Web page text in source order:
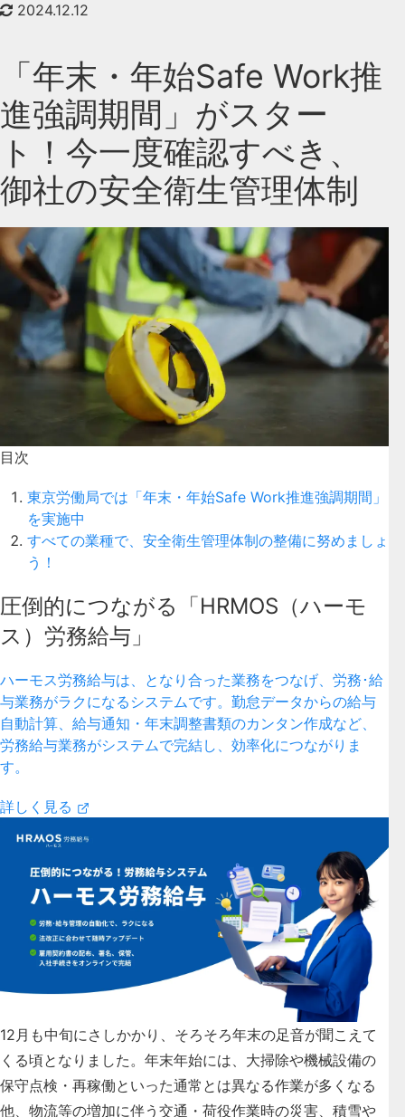
2024.12.12
「年末・年始Safe Work推
進強調期間」がスター
ト！今一度確認すべき、
御社の安全衛生管理体制
目次
東京労働局では「年末・年始Safe Work推進強調期間」
を実施中
すべての業種で、安全衛生管理体制の整備に努めましょ
う！
圧倒的につながる「HRMOS（ハーモ
ス）労務給与」
ハーモス労務給与は、となり合った業務をつなげ、労務･給
与業務がラクになるシステムです。勤怠データからの給与
自動計算、給与通知・年末調整書類のカンタン作成など、
労務給与業務がシステムで完結し、効率化につながりま
す。
詳しく見る
12月も中旬にさしかかり、そろそろ年末の足音が聞こえて
くる頃となりました。年末年始には、大掃除や機械設備の
保守点検・再稼働といった通常とは異なる作業が多くなる
他、 物流等の増加に伴う交通・荷役作業時の災害、積雪や